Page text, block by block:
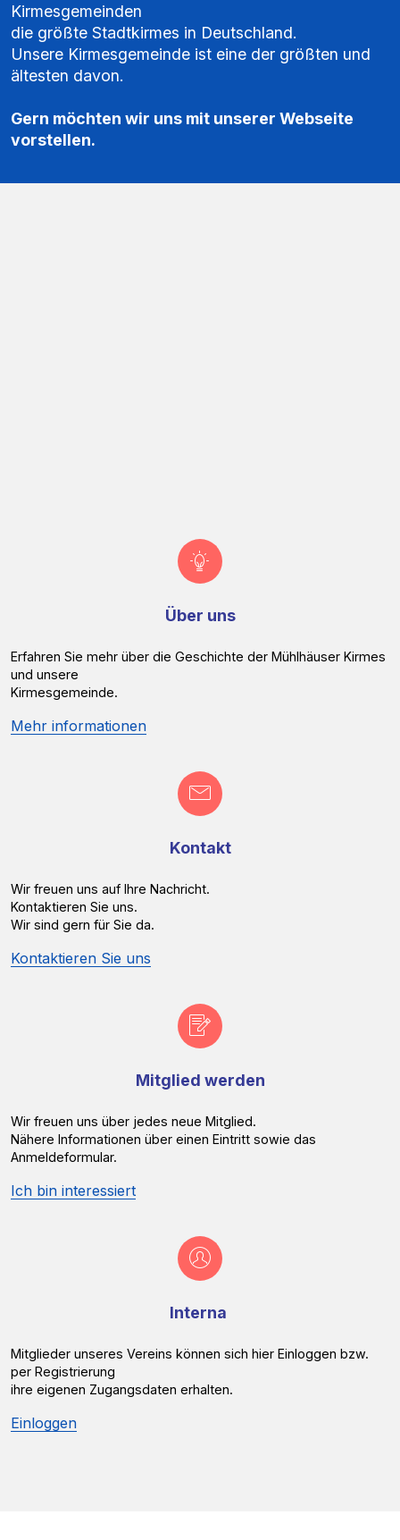
Kirmesgemeinden
die größte Stadtkirmes in Deutschland.
Unsere Kirmesgemeinde ist eine der größten und
ältesten davon.
Gern möchten wir uns mit unserer Webseite
vorstellen.
Über uns
Erfahren Sie mehr über die Geschichte der Mühlhäuser Kirmes
und unsere
Kirmesgemeinde.
Mehr informationen
Kontakt
Wir freuen uns auf Ihre Nachricht.
Kontaktieren Sie uns.
Wir sind gern für Sie da.
Kontaktieren Sie uns
Mitglied werden
Wir freuen uns über jedes neue Mitglied.
Nähere Informationen über einen Eintritt sowie das
Anmeldeformular.
Ich bin interessiert
Interna
Mitglieder unseres Vereins können sich hier Einloggen bzw.
per Registrierung
ihre eigenen Zugangsdaten erhalten.
Einloggen